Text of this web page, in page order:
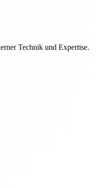
Technik und Expertise.